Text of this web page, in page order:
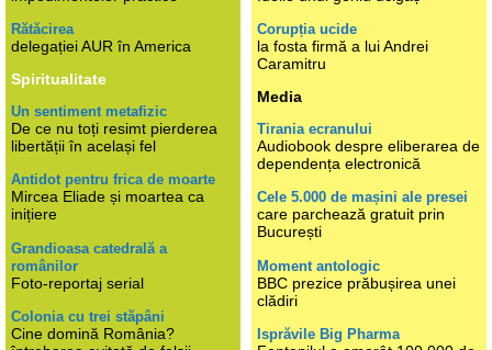
Rătăcirea
delegației AUR în America
Spiritualitate
Un sentiment metafizic
De ce nu toți resimt pierderea
libertății în același fel
Antidot pentru frica de moarte
Mircea Eliade și moartea ca
inițiere
Grandioasa catedrală a
românilor
Foto-reportaj serial
Colonia cu trei stăpâni
Cine domină România?
Corupția ucide
la fosta firmă a lui Andrei
Caramitru
Media
Tirania ecranului
Audiobook despre eliberarea de
dependența electronică
Cele 5.000 de mașini ale presei
care parchează gratuit prin
București
Moment antologic
BBC prezice prăbușirea unei
clădiri
Isprăvile Big Pharma